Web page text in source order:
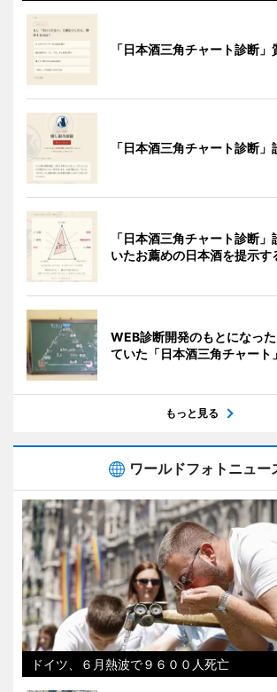
「日本酒三角チャート診断」
「日本酒三角チャート診断
「日本酒三角チャート診断
いたお薦めの日本酒を提示す
WEB診断開発のもとになっ
ていた「日本酒三角チャート
もっと見る
ワールドフォトニュー
ドイツ、６月熱波で９６００人死亡